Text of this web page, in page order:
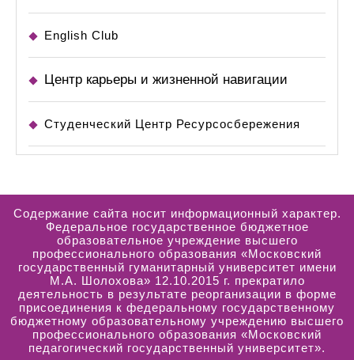
English Club
Центр карьеры и жизненной навигации
Студенческий Центр Ресурсосбережения
Содержание сайта носит информационный характер.
Федеральное государственное бюджетное
образовательное учреждение высшего
профессионального образования «Московский
государственный гуманитарный университет имени
М.А. Шолохова» 12.10.2015 г. прекратило
деятельность в результате реорганизации в форме
присоединения к федеральному государственному
бюджетному образовательному учреждению высшего
профессионального образования «Московский
педагогический государственный университет».